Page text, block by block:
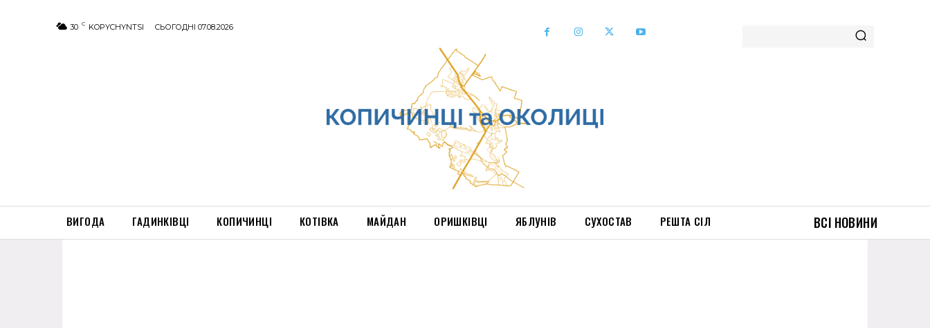
30 C KOPYCHYNTSI СЬОГОДНІ 07.08.2026
ВИГОДА ГАДИНКІВЦІ КОПИЧИНЦІ КОТІВКА МАЙДАН ОРИШКІВЦІ ЯБЛУНІВ СУХОСТАВ РЕШТА СІЛ ВСІ НОВИНИ